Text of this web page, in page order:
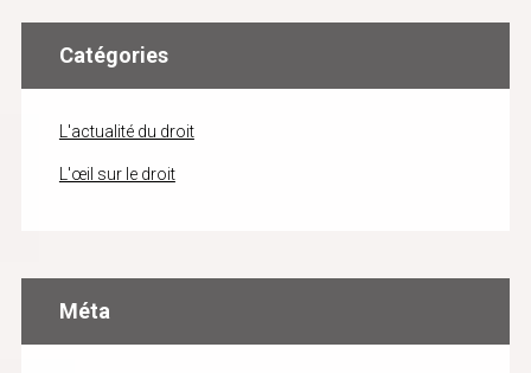
Catégories
L'actualité du droit
L'œil sur le droit
Méta